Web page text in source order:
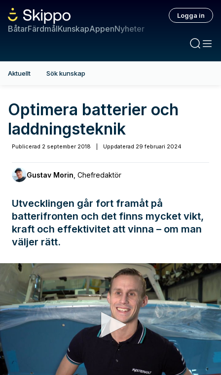
BåtarFärdmålKunskapAppenNyheter
Logga in
Aktuellt Sök kunskap
Optimera batterier och
laddningsteknik
Publicerad 2 september 2018 Uppdaterad 29 februari 2024
Gustav Morin Chefredaktör
Utvecklingen går fort framåt på
batterifronten och det finns mycket vikt,
kraft och effektivitet att vinna – om man
väljer rätt.